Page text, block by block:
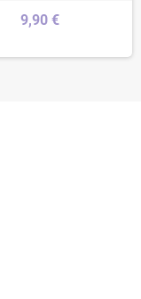
9,90 €